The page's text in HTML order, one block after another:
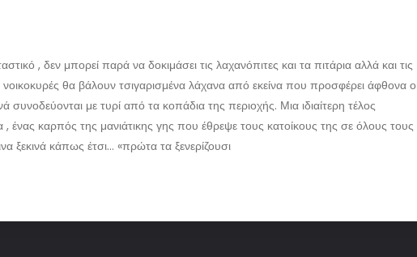
, δεν μπορεί παρά να δοκιμάσει τις λαχανόπιτες και τα πιτάρια αλλά και τις
νοικοκυρές θα βάλουν τσιγαρισμένα λάχανα από εκείνα που προσφέρει άφθονα ο
συνοδεύονται με τυρί από τα κοπάδια της περιοχής. Μια ιδιαίτερη τέλος
ένας καρπός της μανιάτικης γης που έθρεψε τους κατοίκους της σε όλους τους
ξεκινά κάπως έτσι… «πρώτα τα ξενερίζουσι